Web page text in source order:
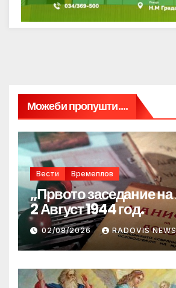
Можеби пропушти....
Вести Времеплов
„Првото заседание
2 Август 1944 год.
02/08/2026 RADOVIS NEWS